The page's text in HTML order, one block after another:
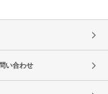
い合わせ